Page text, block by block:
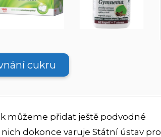
cukru
můžeme přidat ještě podvodné
dokonce varuje Státní ústav pro